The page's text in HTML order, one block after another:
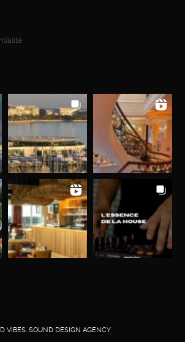
VIBES. SOUND DESIGN AGENCY